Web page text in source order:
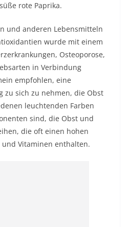
rote Paprika.
und anderen Lebensmitteln
wurde mit einem
Osteoporose,
in Verbindung
empfohlen, eine
zu sich zu nehmen, die Obst
leuchtenden Farben
sind, die Obst und
die oft einen hohen
Vitaminen enthalten.